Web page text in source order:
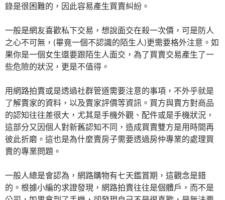
錄是很困難的，因此容易產生買賣糾紛。
一般是網友喜歡私下交易，想說面交在殺一次價，可是防人
之心不可無，(畢竟一個不認識的陌生人)更需要格外注意。如
果你是一個女生還要跟陌生人面交，為了買賣交易產生了一
些危險的狀況，更是不值得。
用網路拍賣或是透過社群管道需要注意的事項，不外乎就是
了解賣家的資料，以及賣家評價等資訊。買方與賣方對商品
的認知往往差很大，尤其是手機外觀、配件或是手機狀況，
這部分又因個人對新舊認知不同，造成買賣雙方是用時間再
彼此折磨。這也是為什麼賣房子需要透過房仲專業的處理買
賣的專業問題。
一般人總是會認為，網路購物有七天鑑賞期，這觀念是錯
的。根據小編的求證發現，網路拍賣往往是個體戶，而不是